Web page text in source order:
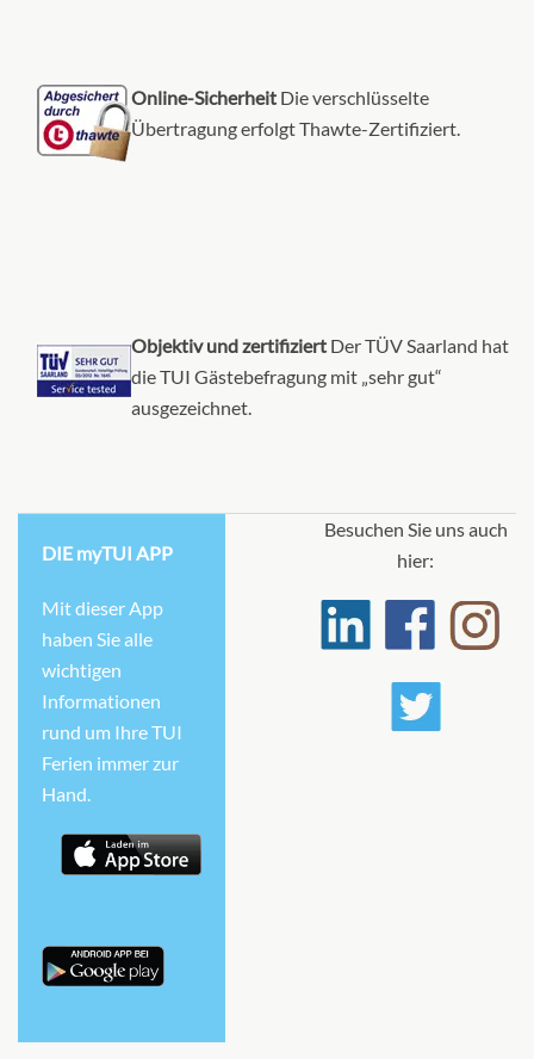
Online-Sicherheit Die verschlüsselte
Übertragung erfolgt Thawte-Zertifiziert.
Objektiv und zertifiziert Der TÜV Saarland hat
die TUI Gästebefragung mit „sehr gut“
ausgezeichnet.
DIE myTUI APP
Mit dieser App
haben Sie alle
wichtigen
Informationen
rund um Ihre TUI
Ferien immer zur
Hand.
Besuchen Sie uns auch
hier: